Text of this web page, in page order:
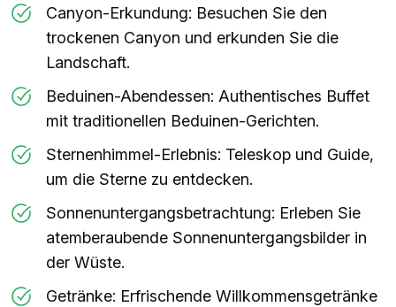
Canyon-Erkundung: Besuchen Sie den
trockenen Canyon und erkunden Sie die
Landschaft.
Beduinen-Abendessen: Authentisches Buffet
mit traditionellen Beduinen-Gerichten.
Sternenhimmel-Erlebnis: Teleskop und Guide,
um die Sterne zu entdecken.
Sonnenuntergangsbetrachtung: Erleben Sie
atemberaubende Sonnenuntergangsbilder in
der Wüste.
Getränke: Erfrischende Willkommensgetränke